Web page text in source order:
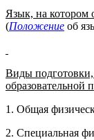
Язык, на котором
(Положение об
Виды
образовательной
1. Общая
2. Специальная